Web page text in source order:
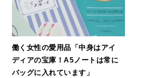
働く女性の愛用品「中身はアイ
ディアの宝庫！A5ノートは常に
バッグに入れています」